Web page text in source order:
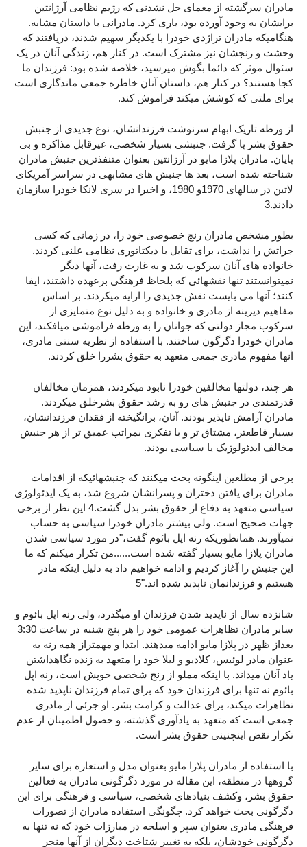
مادران سرگشته از معمای حل نشدنی که رژیم نظامی آرژانتین
برایشان به وجود آورده بود، یاری کرد. مادرانی با داستان مشابه.
هنگامیکه مادران تراژدی خودرا با یکدیگر سهیم شدند، دریافتند که
وحشت و رنجشان نیز مشترک است. در کنار هم، زندگی آنان در یک
سئوال موثر که دائما بگوش میرسید، خلاصه شده بود: فرزندان ما
کجا هستند؟ در کنار هم، داستان آنان خاطره جمعی ماندگاری است
برای ملتی که کوشش میکند فراموش کند.
از ورطه تاریک ابهام سرنوشت فرزندانشان، نوع جدیدی از جنبش
حقوق بشر پا گرفت. جنبشی بسیار شخصی، غیرقابل مذاکره و بی
پایان. مادران پلازا مایو در آرزانتین بعنوان متنفذترین جنبش مادران
شناحته شده است، بعد ها جنبش های مشابهی در سراسر آمریکای
لاتین در سالهای 1970و 1980، و اخیرا در سری لانکا خودرا سازمان
دادند.3
بطور مشخص مادران رنچ خصوصی خود را، در زمانی که کسی
جراتش را نداشت، برای تقابل با دیکتاتوری نظامی علنی کردند.
خانواده های آنان سرکوب شد و به غارت رفت، آنها دیگر
نمیتوانستند تنها نقشهائی که بلحاظ فرهنگی برعهده داشتند، ایفا
کنند؛ آنها می بایست نقش جدیدی را ارایه میکردند. بر اساس
مفاهیم دیرینه از مادری و خانواده و به دلیل نوع متمایزی از
سرکوب مجاز دولتی که جوانان را به ورطه فراموشی میافکند، این
مادران خودرا دگرگون ساختند. با استفاده از نظریه سنتی مادری،
آنها مفهوم مادری جمعی متعهد به حقوق بشررا خلق کردند.
هر چند، دولتها مخالفین خودرا نابود میکردند، همزمان مخالفان
قدرتمندی در جنبش های رو به رشد حقوق بشرخلق میکردند.
مادران آرامش ناپذیر بودند. آنان، برانگیخته از فقدان فرزندانشان،
بسیار قاطعتر، مشتاق تر و با تفکری بمراتب عمیق تر از هر جنبش
مخالف ایدئولوژیک یا سیاسی بودند.
برخی از مطلعین اینگونه بحث میکنند که جنبشهائیکه از اقدامات
مادران برای یافتن دختران و پسرانشان شروع شد، به یک ایدئولوژی
سیاسی متعهد به دفاع از حقوق بشر بدل گشت.4 این نظر از برخی
جهات صحیح است. ولی بیشتر مادران خودرا سیاسی به حساب
نمیآورند. همانطوریکه رنه اپل بائوم گفت،"در مورد سیاسی شدن
مادران پلازا مایو بسیار گفته شده است......من تکرار میکنم که ما
این جنبش را آغاز کردیم و ادامه خواهیم داد به دلیل اینکه مادر
هستیم و فرزندانمان ناپدید شده اند."5
شانزده سال از ناپدید شدن فرزندان او میگذرد، ولی رنه اپل بائوم و
سایر مادران تظاهرات عمومی خود را هر پنج شنبه در ساعت 3:30
بعداز ظهر در پلازا مایو ادامه میدهند. ابتدا و مهمتراز همه رنه به
عنوان مادر لوئیس، کلادیو و لیلا خود را متعهد به زنده نگاهداشتن
یاد آنان میداند. با اینکه مملو از رنج شخصی خویش است، رنه اپل
بائوم نه تنها برای فرزندان خود که برای تمام فرزندان ناپدید شده
تظاهرات میکند، برای عدالت و کرامت بشر. او جرئی از مادری
جمعی است که متعهد به یادآوری گذشته، و حصول اطمینان از عدم
تکرار نقض اینچنینی حقوق بشر است.
با استفاده از مادران پلازا مایو بعنوان مدل و استعاره برای سایر
گروهها در منطقه، این مقاله در مورد دگرگونی مادران به فعالین
حقوق بشر، وکشف بنیادهای شخصی، سیاسی و فرهنگی برای این
دگرگونی بحث خواهد کرد. چگونگی استفاده مادران از تصورات
فرهنگی مادری بعنوان سپر و اسلحه در مبارزات خود که نه تنها به
دگرگونی خودشان، بلکه به تغییر شتاخت دیگران از آنها منجر